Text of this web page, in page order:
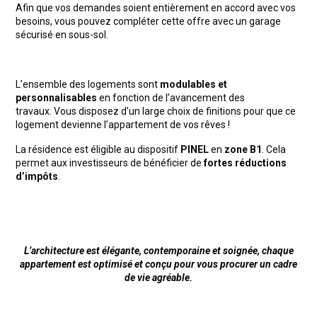
Afin que vos demandes soient entièrement en accord avec vos
besoins, vous pouvez compléter cette offre avec un garage
sécurisé en sous-sol.
L’ensemble des logements sont modulables et
personnalisables en fonction de l’avancement des
travaux. Vous disposez d’un large choix de finitions pour que ce
logement devienne l’appartement de vos rêves !
La résidence est éligible au dispositif PINELen zone B1 . Cela
permet aux investisseurs de bénéficier defortes réductions
d’impôts
L’architecture est élégante, contemporaine et soignée, chaque
appartement est optimisé et conçu pour vous procurer un cadre
de vie agréable.